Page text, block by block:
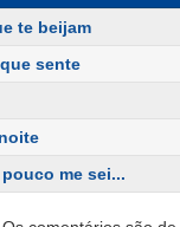
te beijam
sente
pouco me sei...